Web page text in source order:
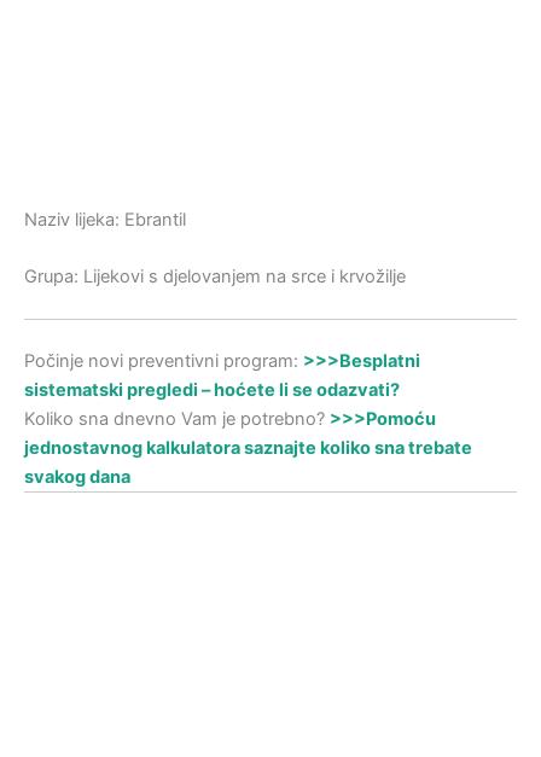
Naziv lijeka: Ebrantil
Grupa: Lijekovi s djelovanjem na srce i krvožilje
Počinje novi preventivni program: >>>Besplatni
sistematski pregledi – hoćete li se odazvati?
Koliko sna dnevno Vam je potrebno? >>>Pomoću
jednostavnog kalkulatora saznajte koliko sna trebate
svakog dana